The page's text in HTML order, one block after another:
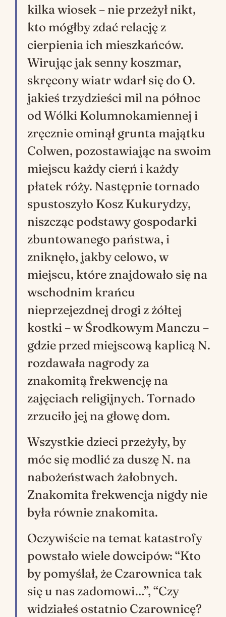
kilka wiosek – nie przeżył nikt,
kto mógłby zdać relację z
cierpienia ich mieszkańców.
Wirując jak senny koszmar,
skręcony wiatr wdarł się do O.
jakieś trzydzieści mil na północ
od Wólki Kolumnokamiennej i
zręcznie ominął grunta majątku
Colwen, pozostawiając na swoim
miejscu każdy cierń i każdy
płatek róży. Następnie tornado
spustoszyło Kosz Kukurydzy,
niszcząc podstawy gospodarki
zbuntowanego państwa, i
zniknęło, jakby celowo, w
miejscu, które znajdowało się na
wschodnim krańcu
nieprzejezdnej drogi z żółtej
kostki – w Środkowym Manczu –
gdzie przed miejscową kaplicą N.
rozdawała nagrody za
znakomitą frekwencję na
zajęciach religijnych. Tornado
zrzuciło jej na głowę dom.
Wszystkie dzieci przeżyły, by
móc się modlić za duszę N. na
nabożeństwach żałobnych.
Znakomita frekwencja nigdy nie
była równie znakomita.
Oczywiście na temat katastrofy
powstało wiele dowcipów: “Kto
by pomyślał, że Czarownica tak
się u nas zadomowi…”, “Czy
widziałeś ostatnio Czarownicę?